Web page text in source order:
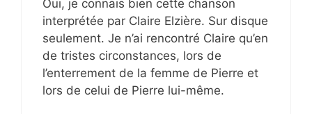
Oui, je connais bien cette chanson
interprétée par Claire Elzière. Sur disque
seulement. Je n’ai rencontré Claire qu’en
de tristes circonstances, lors de
l’enterrement de la femme de Pierre et
lors de celui de Pierre lui-même.